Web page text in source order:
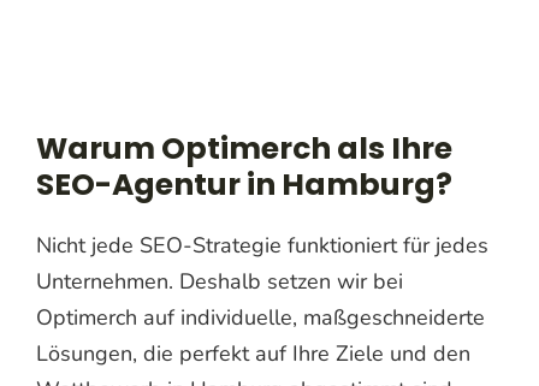
Warum Optimerch als Ihre
SEO-Agentur in Hamburg?
Nicht jede SEO-Strategie funktioniert für jedes
Unternehmen. Deshalb setzen wir bei
Optimerch auf individuelle, maßgeschneiderte
Lösungen, die perfekt auf Ihre Ziele und den